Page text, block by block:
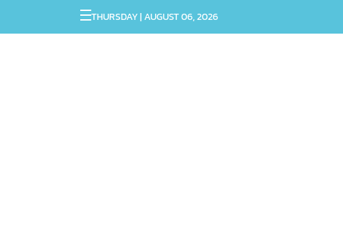
THURSDAY | AUGUST 06, 2026